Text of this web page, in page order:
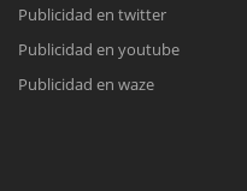
Nuestros ejecutivos le
Meet
Complete el formulario
para enviarnos un correo
Publicidad en twitter
Publicidad en youtube
Publicidad en waze